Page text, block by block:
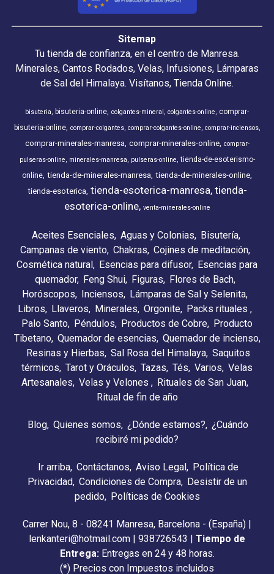
Sitemap
Tu tienda de confianza, en el centro de Manresa.
Minerales, Cantos Rodados, Velas, Infusiones, Lámparas
de Sal del Himalaya. Visítanos, Tienda Online.
bisuteria bisuteria-online colgantes-mineral colgantes-online
comprar-
bisuteria-online comprar-colgantes comprar-colgantes-online comprar-inciensos
comprar-minerales-manresa comprar-minerales-online comprar-
pulseras-online
minerales-manresa pulseras-online tienda-de-esoterismo-
online tienda-de-minerales-manresa tienda-de-minerales-online
tienda-esoterica tienda-esoterica-manresa tienda-
esoterica-online venta-minerales-online
Aceites Esenciales Aguas y Colonias
Bisutería
Campanas de viento Chakras Cojines de meditación
Cosmética natural Esencias para difusor Esencias para
quemador
Feng Shui Figuras
Flores de Bach
Horóscopos
Inciensos
Lámparas de Sal y Selenita
Libros
Llaveros Minerales Orgonite Packs rituales
Palo Santo Péndulos Productos de Cobre Producto
Tibetano Quemador de esencias Quemador de incienso
Resinas y Hierbas Sal Rosa del Himalaya Saquitos
térmicos Tarot y Oráculos Tazas Tés Varios Velas
Artesanales Velas y Velones
Rituales de San Juan
Ritual de fin de año
Blog Quienes somos ¿Dónde estamos?
¿Cuándo
recibiré mi pedido?
Ir arriba Contáctanos Aviso Legal
Política de
Privacidad Condiciones de Compra
Desistir de un
pedido
Políticas de Cookies
Carrer Nou, 8 - 08241 Manresa, Barcelona - (España) |
lenkanteri@hotmail.com | 938726543 | Tiempo de
Entrega: Entregas en 24 y 48 horas.
(*) Precios con Impuestos incluidos